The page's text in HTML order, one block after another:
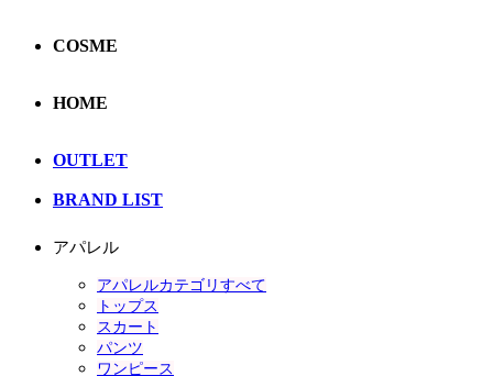
COSME
HOME
OUTLET
BRAND LIST
アパレル
アパレルカテゴリすべて
トップス
スカート
パンツ
ワンピース